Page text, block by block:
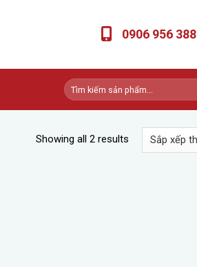
0906 956 388
Tìm
kiếm:
Showing all 2 results